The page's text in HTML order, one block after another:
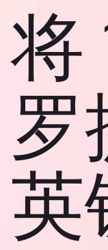
将
罗
英